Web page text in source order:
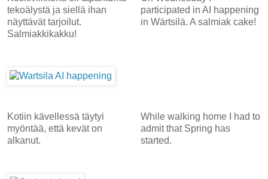
tekoälystä ja siellä ihan
näyttävät tarjoilut.
Salmiakkikakku!
participated in AI happening
in Wärtsilä. A salmiak cake!
Kotiin kävellessä täytyi
myöntää, että kevät on
alkanut.
While walking home I had to
admit that Spring has
started.